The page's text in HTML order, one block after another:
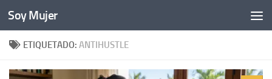
Bajo el contenido
Soy Mujer
ETIQUETADO: ANTIHUSTLE